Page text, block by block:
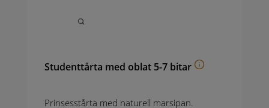
Studenttårta med oblat 5-7 bitar
Prinsesstårta med naturell marsipan.